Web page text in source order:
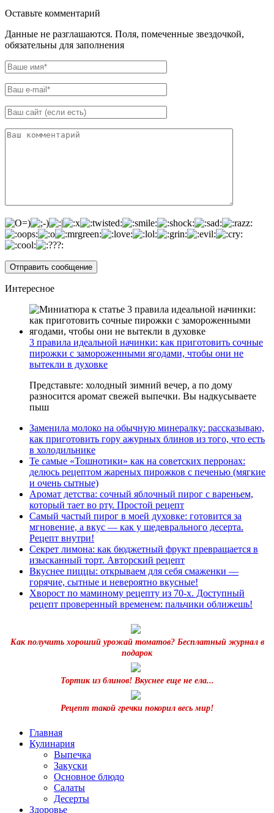
Оставьте комментарий
Данные не разглашаются. Поля, помеченные звездочкой,
обязательны для заполнения
Интересное
3 правила идеальной начинки: как приготовить сочные
пирожки с замороженными ягодами, чтобы они не
вытекли в духовке
Представьте: холодный зимний вечер, а по дому
разносится аромат свежей выпечки. Вы надкусываете
пыш
Заменила молоко на обычную минералку: рассказываю,
как приготовить гору ажурных блинов из того, что есть
в холодильнике
Те самые «Тошнотики» как на советских перронах:
делюсь рецептом жареных пирожков с печенью (мягкие
и очень сытные)
Аромат детства: сочный яблочный пирог с вареньем,
который тает во рту. Простой рецепт
Самый частый пирог в моей духовке: готовится за
мгновение, а вкус — как у шедеврального десерта.
Рецепт внутри!
Секрет лимона: как бюджетный фрукт превращается в
изысканный торт. Авторский рецепт
Вкуснее пиццы: открываем для себя смаженки —
горячие, сытные и невероятно вкусные!
Хворост по маминому рецепту из 70-х. Доступный
рецепт проверенный временем: пальчики оближешь!
Как получить хороший урожай томатов? Бесплатный журнал в
подарок
Тортик из блинов! Вкуснее еще не ела...
Рецепт такой гречки покорил весь мир!
Главная
Кулинария
Выпечка
Закуски
Основное блюдо
Салаты
Десерты
Здоровье